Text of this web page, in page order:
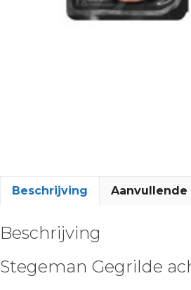
Beschrijving
Beschrijving
Stegeman Gegrilde